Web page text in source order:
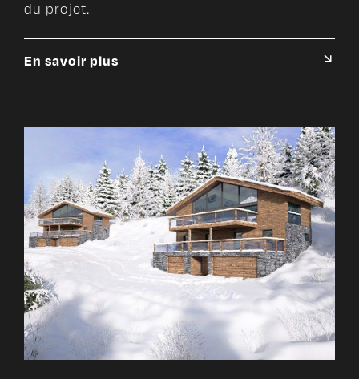
du projet.
En savoir plus